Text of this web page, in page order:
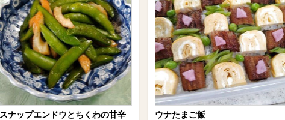
スナップエンドウとちくわの甘辛
ウナたまご飯